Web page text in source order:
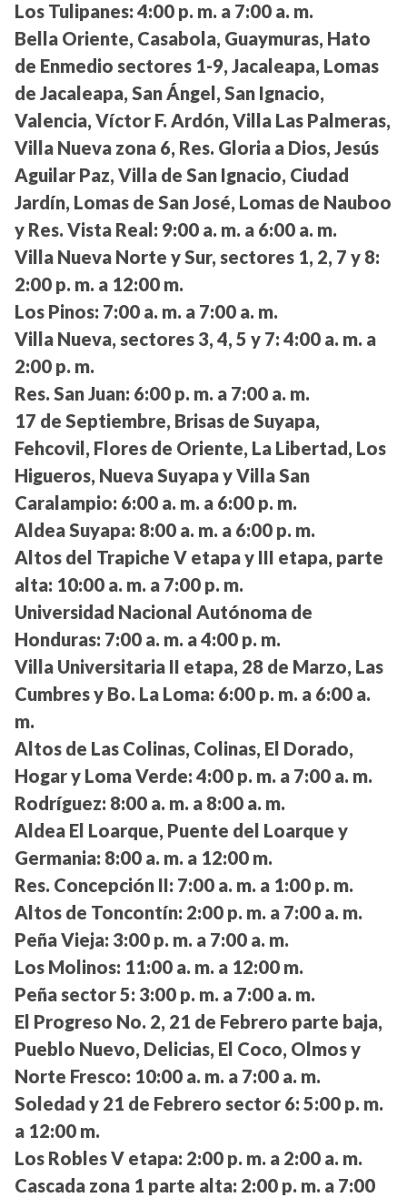
Los Tulipanes: 4:00 p. m. a 7:00 a. m.
Bella Oriente, Casabola, Guaymuras, Hato
de Enmedio sectores 1-9, Jacaleapa, Lomas
de Jacaleapa, San Ángel, San Ignacio,
Valencia, Víctor F. Ardón, Villa Las Palmeras,
Villa Nueva zona 6, Res. Gloria a Dios, Jesús
Aguilar Paz, Villa de San Ignacio, Ciudad
Jardín, Lomas de San José, Lomas de Nauboo
y Res. Vista Real: 9:00 a. m. a 6:00 a. m.
Villa Nueva Norte y Sur, sectores 1, 2, 7 y 8:
2:00 p. m. a 12:00 m.
Los Pinos: 7:00 a. m. a 7:00 a. m.
Villa Nueva, sectores 3, 4, 5 y 7: 4:00 a. m. a
2:00 p. m.
Res. San Juan: 6:00 p. m. a 7:00 a. m.
17 de Septiembre, Brisas de Suyapa,
Fehcovil, Flores de Oriente, La Libertad, Los
Higueros, Nueva Suyapa y Villa San
Caralampio: 6:00 a. m. a 6:00 p. m.
Aldea Suyapa: 8:00 a. m. a 6:00 p. m.
Altos del Trapiche V etapa y III etapa, parte
alta: 10:00 a. m. a 7:00 p. m.
Universidad Nacional Autónoma de
Honduras: 7:00 a. m. a 4:00 p. m.
Villa Universitaria II etapa, 28 de Marzo, Las
Cumbres y Bo. La Loma: 6:00 p. m. a 6:00 a.
m.
Altos de Las Colinas, Colinas, El Dorado,
Hogar y Loma Verde: 4:00 p. m. a 7:00 a. m.
Rodríguez: 8:00 a. m. a 8:00 a. m.
Aldea El Loarque, Puente del Loarque y
Germania: 8:00 a. m. a 12:00 m.
Res. Concepción II: 7:00 a. m. a 1:00 p. m.
Altos de Toncontín: 2:00 p. m. a 7:00 a. m.
Peña Vieja: 3:00 p. m. a 7:00 a. m.
Los Molinos: 11:00 a. m. a 12:00 m.
Peña sector 5: 3:00 p. m. a 7:00 a. m.
El Progreso No. 2, 21 de Febrero parte baja,
Pueblo Nuevo, Delicias, El Coco, Olmos y
Norte Fresco: 10:00 a. m. a 7:00 a. m.
Soledad y 21 de Febrero sector 6: 5:00 p. m.
a 12:00 m.
Los Robles V etapa: 2:00 p. m. a 2:00 a. m.
Cascada zona 1 parte alta: 2:00 p. m. a 7:00